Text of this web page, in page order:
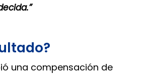
una compensación de